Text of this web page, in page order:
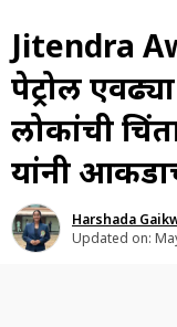
Jitendra
पेट्रोल
लोकांची
यांनी
Harshada
Updated on: